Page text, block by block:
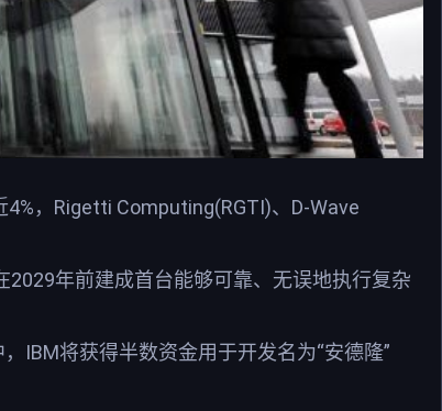
，Rigetti Computing(RGTI)、D-Wave
年前建成首台能够可靠、无误地执行复杂
IBM将获得半数资金用于开发名为“安德隆”